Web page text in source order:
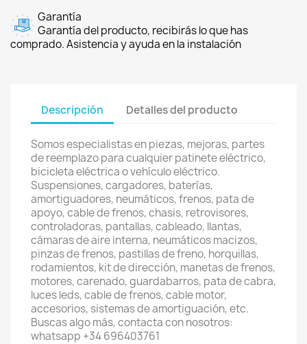
Garantía
Garantía del producto, recibirás lo que has
comprado. Asistencia y ayuda en la instalación
Descripción Detalles del producto
Somos especialistas en piezas, mejoras, partes
de reemplazo para cualquier patinete eléctrico,
bicicleta eléctrica o vehículo eléctrico.
Suspensiones, cargadores, baterías,
amortiguadores, neumáticos, frenos, pata de
apoyo, cable de frenos, chasis, retrovisores,
controladoras, pantallas, cableado, llantas,
cámaras de aire interna, neumáticos macizos,
pinzas de frenos, pastillas de freno, horquillas,
rodamientos, kit de dirección, manetas de frenos,
motores, carenado, guardabarros, pata de cabra,
luces leds, cable de frenos, cable motor,
accesorios, sistemas de amortiguación, etc.
Buscas algo más, contacta con nosotros:
whatsapp +34 696403761